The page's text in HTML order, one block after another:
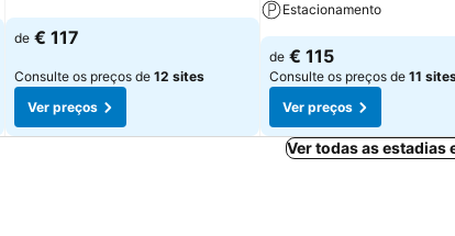
de € 117
Consulte os preços de 12 sites
Ver preços
Estacionamento
de € 115
Consulte os preços de 11
Ver preços
Ver todas as estadias